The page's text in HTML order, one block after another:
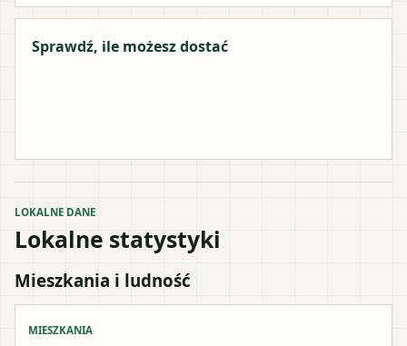
Sprawdź, ile możesz dostać
LOKALNE DANE
Lokalne statystyki
Mieszkania i ludność
MIESZKANIA